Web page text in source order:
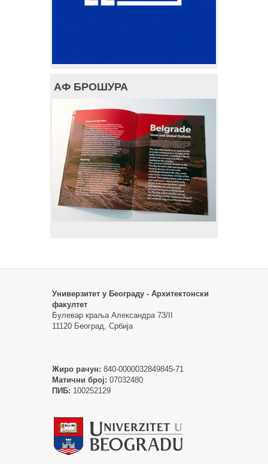
АФ БРОШУРА
Универзитет у Београду - Архитектонски
факултет
Булевар краља Александра 73/II
11120 Београд, Србија
Жиро рачун: 840-0000032849845-71
Матични број: 07032480
ПИБ: 100252129